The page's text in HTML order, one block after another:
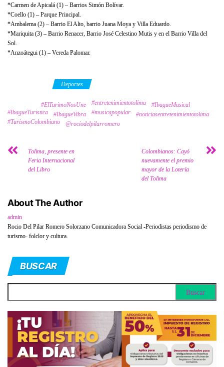
*Carmen de Apicalá (1) – Barrios Simón Bolívar.
*Coello (1) – Parque Principal.
*Ambalema (2) – Barrio El Alto, barrio Juana Moya y Villa Eduardo.
*Mariquita (3) – Barrio Renacer, Barrio José Celestino Mutis y en el Barrio Villa del
Sol.
*Anzoátegui (1) – Vereda Palomar.
Deportes
#ElTurimoNosUne #entretenimientotolima
#IbagueMusical
#IbagueTuristica
#IbagueVibra #musicapopular
#noticiasentretenimientotolima
#TurismoColombiano
@rociodelpilarromero
Tolima, presente en
Feria Internacional
del Libro
Colombianos: Cayó
nuevamente el premio
mayor de la Lotería
del Tolima
About The Author
admin
Rocio Del Pilar Romero Solorzano Comunicadora Social -Periodistas periodismo de
turismo- folclor y cultura.
BUSCAR